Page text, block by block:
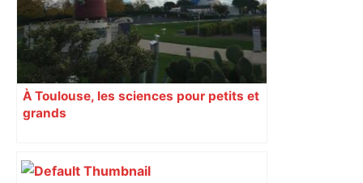
À Toulouse, les sciences pour petits et
grands